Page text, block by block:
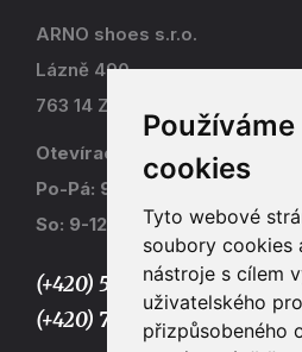
cookies
Tyto webové
soubory cookies
nástroje s cílem
uživatelského
přizpůsobeného
ARNO shoes s.r.o.
Lázně 490
763 14 Zlín - Kostelec
Otevírací doba
Po-Pá: 9-17
So: 9-12
(+420) 577 915 036,
(+420) 773 667 390